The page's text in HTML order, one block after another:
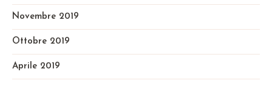
Novembre 2019
Ottobre 2019
Aprile 2019